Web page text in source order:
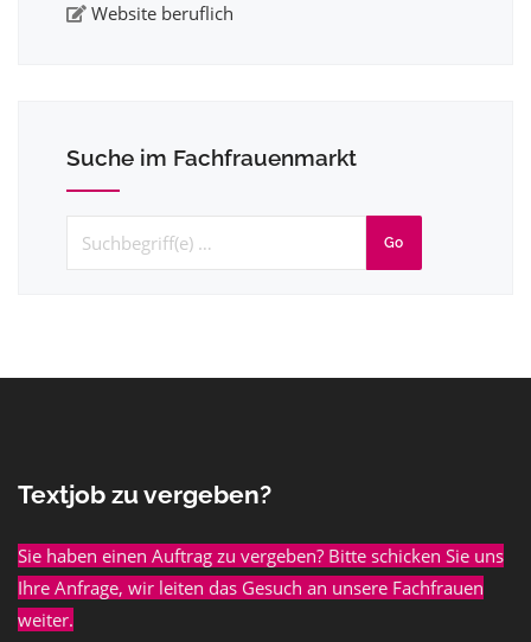
Website beruflich
Suche im Fachfrauenmarkt
Go
Textjob zu vergeben?
Sie haben einen Auftrag zu vergeben? Bitte schicken Sie uns
Ihre Anfrage, wir leiten das Gesuch an unsere Fachfrauen
weiter.